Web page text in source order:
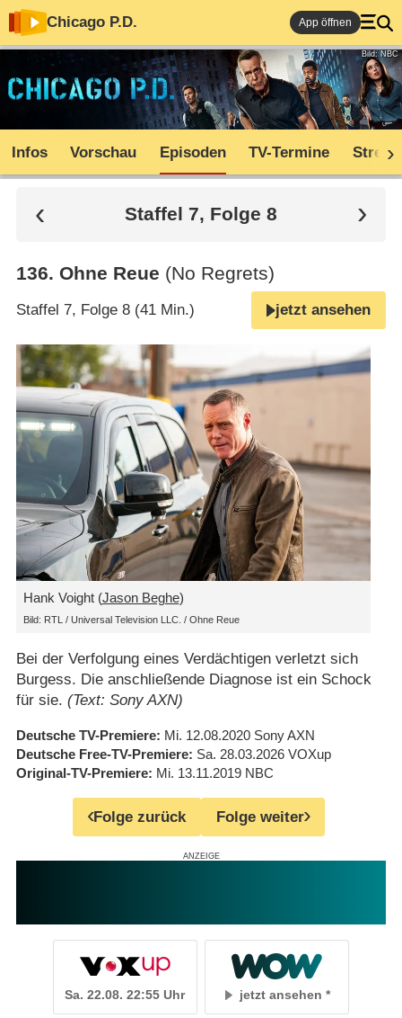
Chicago P.D. App öffnen
Bild: NBC
Infos Vorschau Episoden TV-Termine
Staffel 7, Folge 8
136. Ohne Reue (No Regrets)
Staffel 7, Folge 8 (41 Min.) jetzt ansehen
Hank Voight (Jason Beghe)
Bild: RTL / Universal Television LLC. / Ohne Reue
Bei der Verfolgung eines Verdächtigen verletzt sich
Burgess. Die anschließende Diagnose ist ein Schock
für sie. (Text: Sony AXN)
Deutsche TV-Premiere Mi. 12.08.2020 Sony AXN
Deutsche Free-TV-Premiere Sa. 28.03.2026 VOXup
Original-TV-Premiere Mi. 13.11.2019 NBC
Folge zurück Folge weiter
Sa. 22.08. 22:55 Uhr jetzt ansehen